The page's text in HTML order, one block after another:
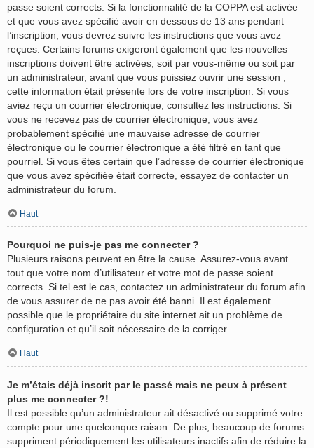
passe soient corrects. Si la fonctionnalité de la COPPA est activée
et que vous avez spécifié avoir en dessous de 13 ans pendant
l’inscription, vous devrez suivre les instructions que vous avez
reçues. Certains forums exigeront également que les nouvelles
inscriptions doivent être activées, soit par vous-même ou soit par
un administrateur, avant que vous puissiez ouvrir une session ;
cette information était présente lors de votre inscription. Si vous
aviez reçu un courrier électronique, consultez les instructions. Si
vous ne recevez pas de courrier électronique, vous avez
probablement spécifié une mauvaise adresse de courrier
électronique ou le courrier électronique a été filtré en tant que
pourriel. Si vous êtes certain que l’adresse de courrier électronique
que vous avez spécifiée était correcte, essayez de contacter un
administrateur du forum.
Haut
Pourquoi ne puis-je pas me connecter ?
Plusieurs raisons peuvent en être la cause. Assurez-vous avant
tout que votre nom d’utilisateur et votre mot de passe soient
corrects. Si tel est le cas, contactez un administrateur du forum afin
de vous assurer de ne pas avoir été banni. Il est également
possible que le propriétaire du site internet ait un problème de
configuration et qu’il soit nécessaire de la corriger.
Haut
Je m’étais déjà inscrit par le passé mais ne peux à présent
plus me connecter ?!
Il est possible qu’un administrateur ait désactivé ou supprimé votre
compte pour une quelconque raison. De plus, beaucoup de forums
suppriment périodiquement les utilisateurs inactifs afin de réduire la